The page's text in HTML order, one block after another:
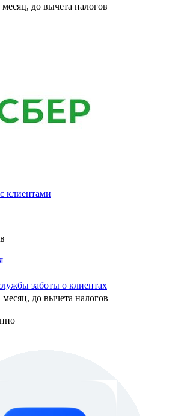
месяц, до вычета налогов
клиентами
заботы о клиентах
месяц, до вычета налогов